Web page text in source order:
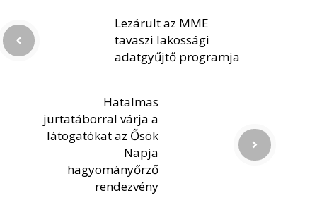
Lezárult az MME
tavaszi lakossági
adatgyűjtő programja
Hatalmas
jurtatáborral várja a
látogatókat az Ősök
Napja
hagyományőrző
rendezvény